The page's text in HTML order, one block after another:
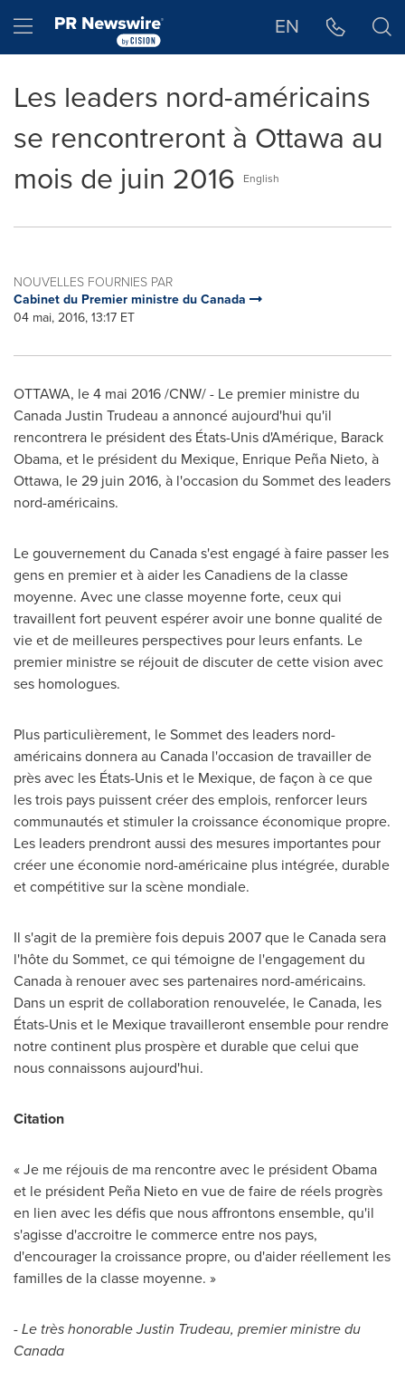
Hamburger menu EN
Les leaders nord-américains
se rencontreront à Ottawa au
mois de juin 2016
English
NOUVELLES FOURNIES PAR
Cabinet du Premier ministre du Canada
04 mai, 2016, 13:17 ET
OTTAWA, le 4 mai 2016 /CNW/ - Le premier ministre du
Canada Justin Trudeau a annoncé aujourd'hui qu'il
rencontrera le président des États-Unis d'Amérique, Barack
Obama, et le président du Mexique, Enrique Peña Nieto, à
Ottawa, le 29 juin 2016, à l'occasion du Sommet des leaders
nord-américains.
Le gouvernement du Canadas'est engagé à faire passer les
gens en premier et à aider les Canadiens de la classe
moyenne. Avec une classe moyenne forte, ceux qui
travaillent fort peuvent espérer avoir une bonne qualité de
vie et de meilleures perspectives pour leurs enfants. Le
premier ministre se réjouit de discuter de cette vision avec
ses homologues.
Plus particulièrement, le Sommet des leaders nord-
américains donnera au Canada l'occasion de travailler de
près avec les États-Unis et le Mexique, de façon à ce que
les trois pays puissent créer des emplois, renforcer leurs
communautés et stimuler la croissance économique propre.
Les leaders prendront aussi des mesures importantes pour
créer une économie nord-américaine plus intégrée, durable
et compétitive sur la scène mondiale.
Il s'agit de la première fois depuis 2007 que leCanadasera
l'hôte du Sommet, ce qui témoigne de l'engagement du
Canadaà renouer avec ses partenaires nord-américains.
Dans un esprit de collaboration renouvelée, leCanada, les
États-Unis et le Mexique travailleront ensemble pour rendre
notre continent plus prospère et durable que celui que
nous connaissons aujourd'hui.
Citation
« Je me réjouis de ma rencontre avec le président Obama
et le président Peña Nieto en vue de faire de réels progrès
en lien avec les défis que nous affrontons ensemble, qu'il
s'agisse d'accroitre le commerce entre nos pays,
d'encourager la croissance propre, ou d'aider réellement les
familles de la classe moyenne. »
- Le très honorableJustin Trudeau, premier ministre du
Canada